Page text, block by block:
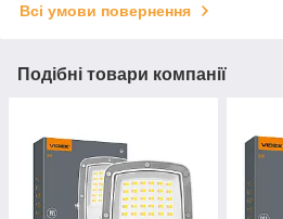
Всі умови повернення
Подібні товари компанії